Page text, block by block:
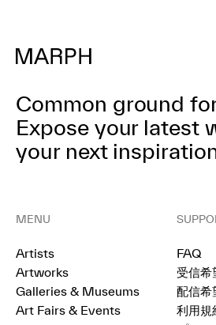
Common ground
Expose your latest
your next
MENU
Artists
Artworks
Galleries & Museums
Art Fairs & Events
FAQ
受信希
配信希
利用規